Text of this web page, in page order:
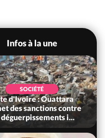
Infos à la une
SOCIÉTÉ
d'Ivoire : Rentrée
2026-2027,
sans frais au
Pré...